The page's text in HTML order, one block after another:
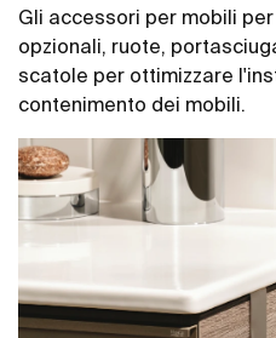
Gli accessori per mobili
opzionali, ruote,
scatole per ottimizzare
contenimento dei mobili.